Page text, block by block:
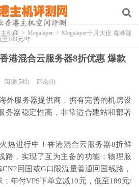
主机商 > Megalayer > Megalayer十月大促 香港混
189元/年
港混合云服务器8折优惠 爆款
阅读(589) 评论(0)
外服务器提供商，拥有完善的机房设
务器稳定性高，非常适合建站和部署
热进行中！香港混合云服务器8折鲜
路，实现了互为主备的功能；物理服
回国或G口限流量普通回国线路，
年付VPS下单立减10元，低至189元/